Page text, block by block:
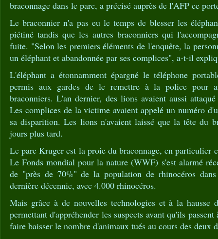
braconnage dans le parc, a précisé auprès de l'AFP ce
Le braconnier n'a pas eu le temps de blesser les
piétiné tandis que les autres braconniers qui
fuite. "Selon les premiers éléments de l'enquête, la
un éléphant et abandonnée par ses complices", a-t-il
L'éléphant a étonnamment épargné le téléphone
permis aux gardes de le remettre à la police pour
braconniers. L'an dernier, des lions avaient aussi
Les complices de la victime avaient appelé un numéro
sa disparition. Les lions n'avaient laissé que la tête du
jours plus tard.
Le parc Kruger est la proie du braconnage, en particulier
Le Fonds mondial pour la nature (WWF) s'est alarmé
de "près de 70%" de la population de rhinocéros
dernière décennie, avec 4.000 rhinocéros.
Mais grâce à de nouvelles technologies et à la hausse
permettant d'appréhender les suspects avant qu'ils
faire baisser le nombre d'animaux tués au cours des deux